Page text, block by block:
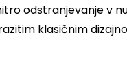
odstranjevanje v
klasičnim